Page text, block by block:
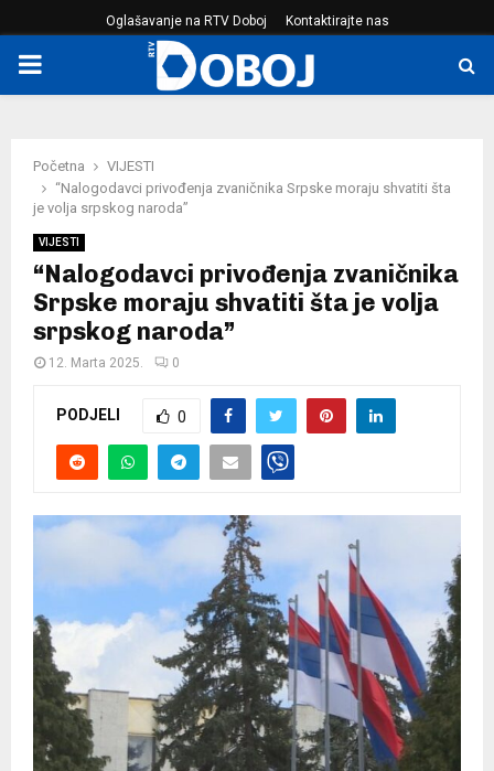
Oglašavanje na RTV Doboj Kontaktirajte nas
PRIMARY
Početna
VIJESTI
“Nalogodavci privođenja zvaničnika Srpske moraju shvatiti šta
je volja srpskog naroda”
VIJESTI
“Nalogodavci privođenja zvaničnika
Srpske moraju shvatiti šta je volja
srpskog naroda”
12. Marta 2025. 0
PODJELI 0